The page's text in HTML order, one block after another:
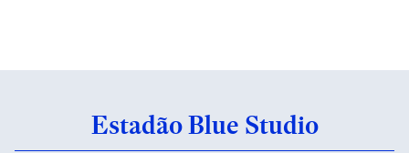
Estadão Blue Studio